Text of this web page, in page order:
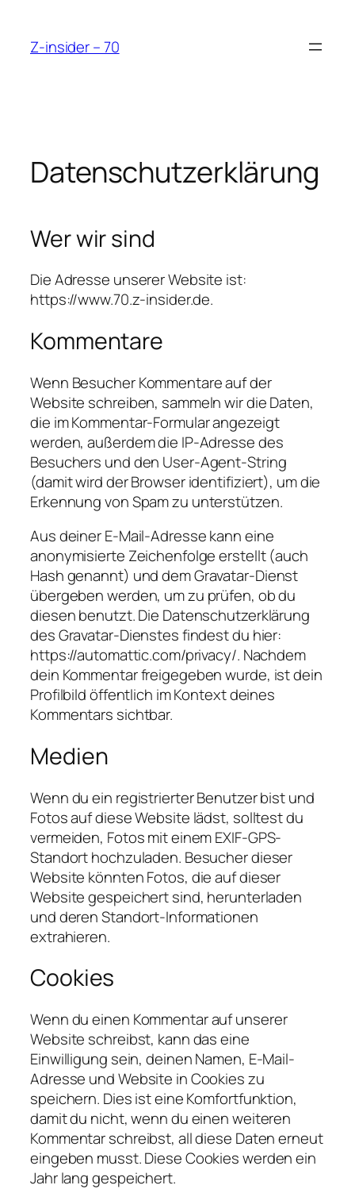
springen
Z-insider – 70
Datenschutzerklärung
Wer wir sind
Die Adresse unserer Website ist:
https://www.70.z-insider.de.
Kommentare
Wenn Besucher Kommentare auf der
Website schreiben, sammeln wir die Daten,
die im Kommentar-Formular angezeigt
werden, außerdem die IP-Adresse des
Besuchers und den User-Agent-String
(damit wird der Browser identifiziert), um die
Erkennung von Spam zu unterstützen.
Aus deiner E-Mail-Adresse kann eine
anonymisierte Zeichenfolge erstellt (auch
Hash genannt) und dem Gravatar-Dienst
übergeben werden, um zu prüfen, ob du
diesen benutzt. Die Datenschutzerklärung
des Gravatar-Dienstes findest du hier:
https://automattic.com/privacy/. Nachdem
dein Kommentar freigegeben wurde, ist dein
Profilbild öffentlich im Kontext deines
Kommentars sichtbar.
Medien
Wenn du ein registrierter Benutzer bist und
Fotos auf diese Website lädst, solltest du
vermeiden, Fotos mit einem EXIF-GPS-
Standort hochzuladen. Besucher dieser
Website könnten Fotos, die auf dieser
Website gespeichert sind, herunterladen
und deren Standort-Informationen
extrahieren.
Cookies
Wenn du einen Kommentar auf unserer
Website schreibst, kann das eine
Einwilligung sein, deinen Namen, E-Mail-
Adresse und Website in Cookies zu
speichern. Dies ist eine Komfortfunktion,
damit du nicht, wenn du einen weiteren
Kommentar schreibst, all diese Daten erneut
eingeben musst. Diese Cookies werden ein
Jahr lang gespeichert.